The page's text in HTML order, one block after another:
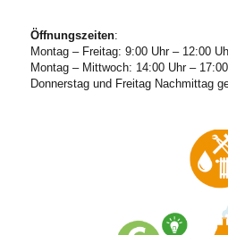
Öffnungszeiten:
Montag – Freitag: 9:00 Uhr – 12:00
Montag – Mittwoch: 14:00 Uhr –
Donnerstag und Freitag Nachmittag